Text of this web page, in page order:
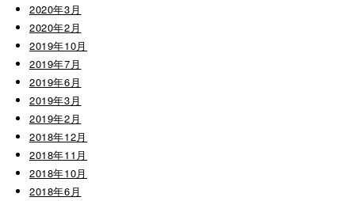
2020年3月
2020年2月
2019年10月
2019年7月
2019年6月
2019年3月
2019年2月
2018年12月
2018年11月
2018年10月
2018年6月